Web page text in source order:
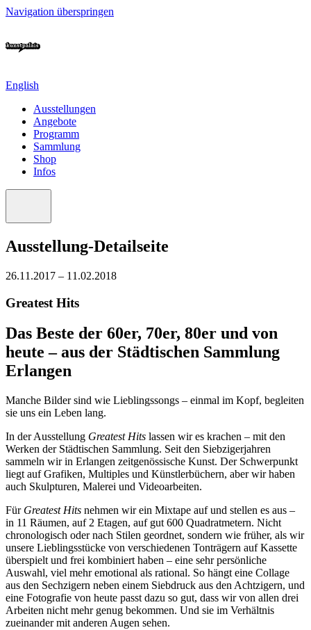
Navigation überspringen
English
Ausstellungen
Angebote
Programm
Sammlung
Shop
Infos
Ausstellung-Detailseite
26.11.2017 – 11.02.2018
Greatest Hits
Das Beste der 60er, 70er, 80er und von
heute – aus der Städtischen Sammlung
Erlangen
Manche Bilder sind wie Lieblingssongs – einmal im Kopf, begleiten
sie uns ein Leben lang.
In der Ausstellung Greatest Hits lassen wir es krachen – mit den
Werken der Städtischen Sammlung. Seit den Siebzigerjahren
sammeln wir in Erlangen zeitgenössische Kunst. Der Schwerpunkt
liegt auf Grafiken, Multiples und Künstlerbüchern, aber wir haben
auch Skulpturen, Malerei und Videoarbeiten.
Für Greatest Hits nehmen wir ein Mixtape auf und stellen es aus –
in 11 Räumen, auf 2 Etagen, auf gut 600 Quadratmetern. Nicht
chronologisch oder nach Stilen geordnet, sondern wie früher, als wir
unsere Lieblingsstücke von verschiedenen Tonträgern auf Kassette
überspielt und frei kombiniert haben – eine sehr persönliche
Auswahl, viel mehr emotional als rational. So hängt eine Collage
aus den Sechzigern neben einem Siebdruck aus den Achtzigern, und
eine Fotografie von heute passt dazu so gut, dass wir von allen drei
Arbeiten nicht mehr genug bekommen. Und sie im Verhältnis
zueinander mit anderen Augen sehen.